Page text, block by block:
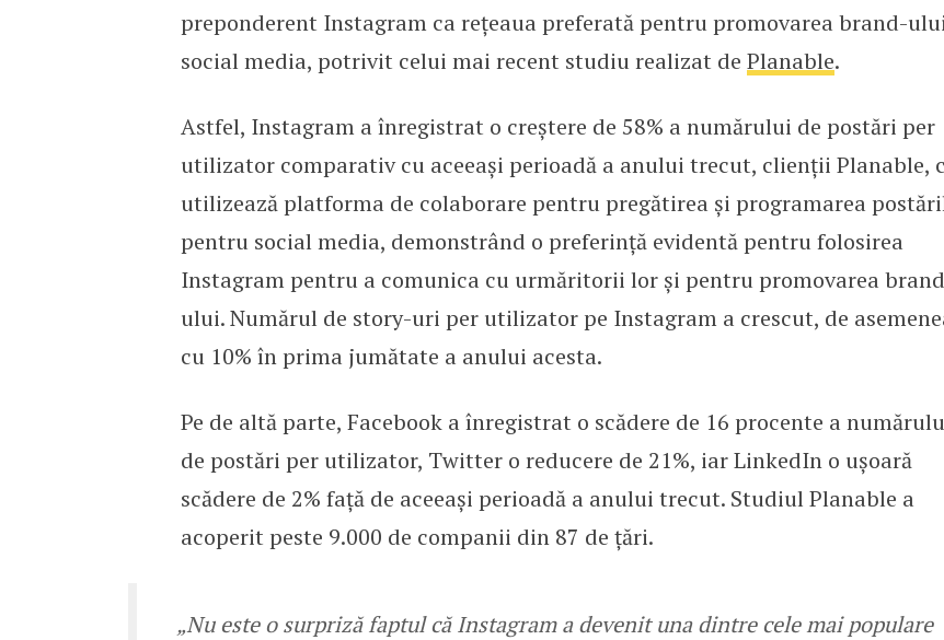
preponderent Instagram ca rețeaua preferată pentru promovarea brand-
social media, potrivit celui mai recent studiu realizat de Planable.
Astfel, Instagram a înregistrat o creștere de 58% a numărului de postări per
utilizator comparativ cu aceeași perioadă a anului trecut, clienții Planable,
utilizează platforma de colaborare pentru pregătirea și programarea
pentru social media, demonstrând o preferință evidentă pentru folosirea
Instagram pentru a comunica cu urmăritorii lor și pentru promovarea
ului. Numărul de story-uri per utilizator pe Instagram a crescut, de
cu 10% în prima jumătate a anului acesta.
Pe de altă parte, Facebook a înregistrat o scădere de 16 procente a
de postări per utilizator, Twitter o reducere de 21%, iar LinkedIn o ușoară
scădere de 2% față de aceeași perioadă a anului trecut. Studiul Planable a
acoperit peste 9.000 de companii din 87 de țări.
„Nu este o surpriză faptul că Instagram a devenit una dintre cele mai populare